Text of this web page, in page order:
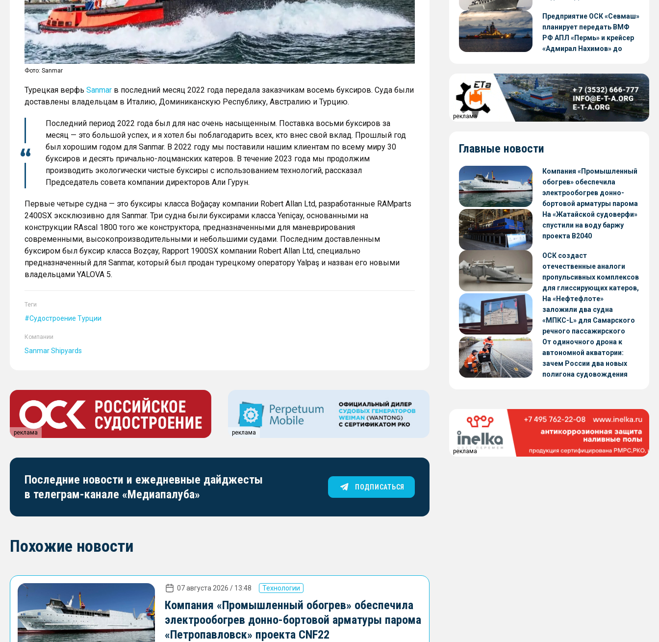
Фото: Sanmar
Турецкая верфь Sanmar в последний месяц 2022 года передала заказчикам восемь буксиров. Суда были
доставлены владельцам в Италию, Доминиканскую Республику, Австралию и Турцию.
Последний период 2022 года был для нас очень насыщенным. Поставка восьми буксиров за
месяц — это большой успех, и я хотел бы поблагодарить всех, кто внес свой вклад. Прошлый год
был хорошим годом для Sanmar. В 2022 году мы поставили нашим клиентам по всему миру 30
буксиров и десять причально-лоцманских катеров. В течение 2023 года мы продолжим
производить экологически чистые буксиры с использованием технологий, рассказал
Председатель совета компании директоров Али Гурун.
Первые четыре судна — это буксиры класса Boğaçay компании Robert Allan Ltd, разработанные RAMparts
2400SX эксклюзивно для Sanmar. Три судна были буксирами класса Yeniçay, основанными на
конструкции RAscal 1800 того же конструктора, предназначенными для маневрирования
современными, высокопроизводительными и небольшими судами. Последним доставленным
буксиром был буксир класса Bozçay, Rapport 1900SX компании Robert Allan Ltd, специально
предназначенный для Sanmar, который был продан турецкому оператору Yalpaş и назван его новыми
владельцами YALOVA 5.
Теги
Судостроение Турции
Компании
Sanmar Shipyards
реклама реклама
Последние новости и ежедневные дайджесты
в телеграм-канале «Медиапалуба»
ПОДПИСАТЬСЯ
Похожие новости
07 августа 2026 / 13:48 Технологии
Компания «Промышленный обогрев» обеспечила
электрообогрев донно-бортовой арматуры парома
«Петропавловск» проекта CNF22
Предприятие ОСК «Севмаш»
планирует передать ВМФ
РФ АПЛ «Пермь» и крейсер
«Адмирал Нахимов» до
реклама
Главные новости
Компания «Промышленный
обогрев» обеспечила
электрообогрев донно-
бортовой арматуры парома
«Петропавловск» проекта
CNF22
На «Жатайской судоверфи»
спустили на воду баржу
проекта В2040
ОСК создаст
отечественные аналоги
пропульсивных комплексов
для глиссирующих катеров,
скоростных судов и судов с
малой осадкой
На «Нефтефлоте»
заложили два судна
«МПКС-L» для Самарского
речного пассажирского
предприятия
От одиночного дрона к
автономной акватории:
зачем России два новых
полигона судовождения
реклама